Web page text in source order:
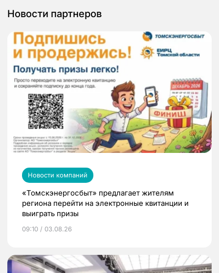
Новости партнеров
Новости компаний
«Томскэнергосбыт» предлагает жителям
региона перейти на электронные квитанции и
выиграть призы
09:10 / 03.08.26